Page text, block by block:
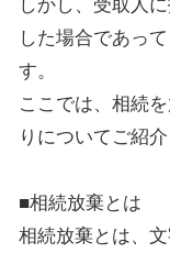
しかし、受取人
した場合であっ
す。
ここでは、相続
りについてご紹介
■相続放棄とは
相続放棄とは、